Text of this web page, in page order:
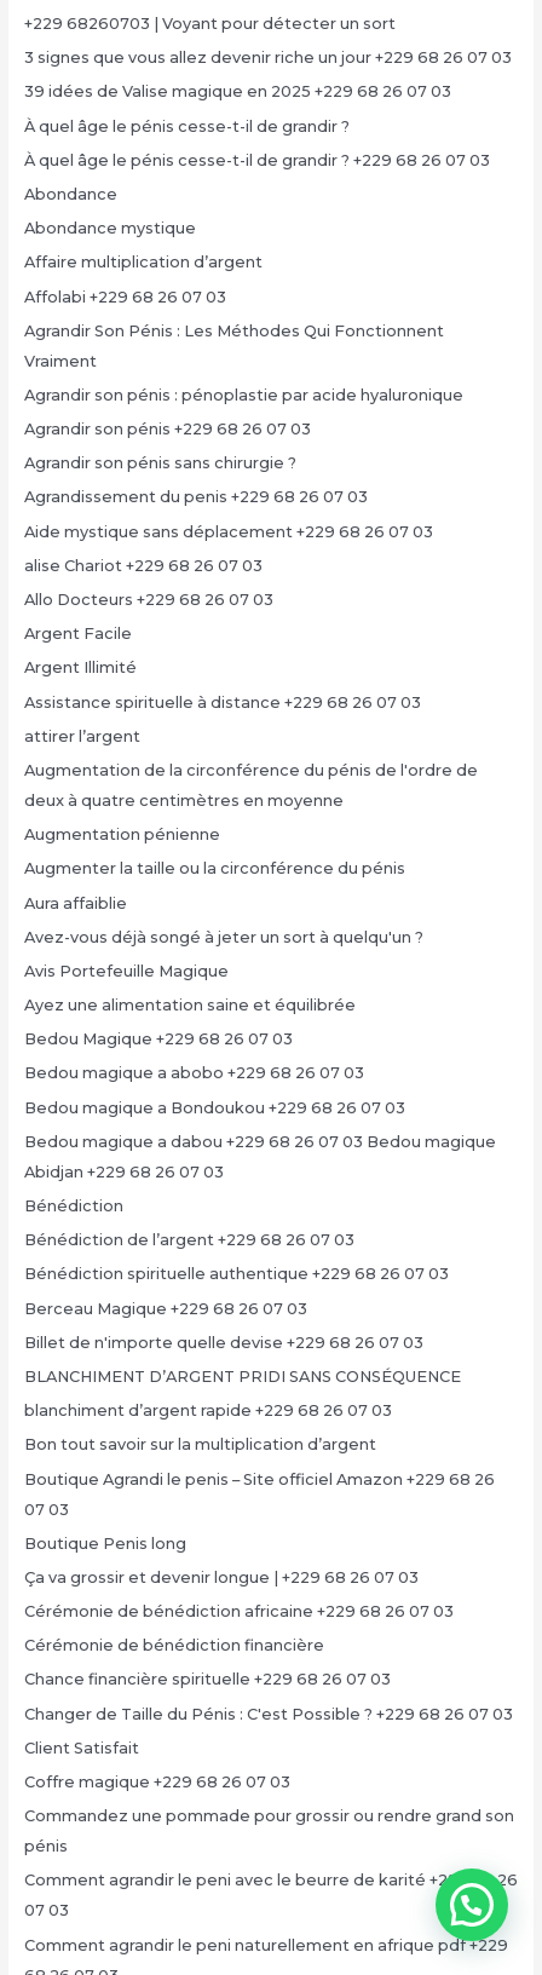
+229 68260703 | Voyant pour détecter un sort
3 signes que vous allez devenir riche un jour +229 68 26 07 03
39 idées de Valise magique en 2025 +229 68 26 07 03
À quel âge le pénis cesse-t-il de grandir ?
À quel âge le pénis cesse-t-il de grandir ? +229 68 26 07 03
Abondance
Abondance mystique
Affaire multiplication d’argent
Affolabi +229 68 26 07 03
Agrandir Son Pénis : Les Méthodes Qui Fonctionnent
Vraiment
Agrandir son pénis : pénoplastie par acide hyaluronique
Agrandir son pénis +229 68 26 07 03
Agrandir son pénis sans chirurgie ?
Agrandissement du penis +229 68 26 07 03
Aide mystique sans déplacement +229 68 26 07 03
alise Chariot +229 68 26 07 03
Allo Docteurs +229 68 26 07 03
Argent Facile
Argent Illimité
Assistance spirituelle à distance +229 68 26 07 03
attirer l’argent
Augmentation de la circonférence du pénis de l'ordre de
deux à quatre centimètres en moyenne
Augmentation pénienne
Augmenter la taille ou la circonférence du pénis
Aura affaiblie
Avez-vous déjà songé à jeter un sort à quelqu'un ?
Avis Portefeuille Magique
Ayez une alimentation saine et équilibrée
Bedou Magique +229 68 26 07 03
Bedou magique a abobo +229 68 26 07 03
Bedou magique a Bondoukou +229 68 26 07 03
Bedou magique a dabou +229 68 26 07 03 Bedou magique
Abidjan +229 68 26 07 03
Bénédiction
Bénédiction de l’argent +229 68 26 07 03
Bénédiction spirituelle authentique +229 68 26 07 03
Berceau Magique +229 68 26 07 03
Billet de n'importe quelle devise +229 68 26 07 03
BLANCHIMENT D’ARGENT PRIDI SANS CONSÉQUENCE
blanchiment d’argent rapide +229 68 26 07 03
Bon tout savoir sur la multiplication d’argent
Boutique Agrandi le penis – Site officiel Amazon +229 68 26
07 03
Boutique Penis long
Ça va grossir et devenir longue | +229 68 26 07 03
Cérémonie de bénédiction africaine +229 68 26 07 03
Cérémonie de bénédiction financière
Chance financière spirituelle +229 68 26 07 03
Changer de Taille du Pénis : C'est Possible ? +229 68 26 07 03
Client Satisfait
Coffre magique +229 68 26 07 03
Commandez une pommade pour grossir ou rendre grand son
pénis
Comment agrandir le peni avec le beurre de karité +229 68 26
07 03
Comment agrandir le peni naturellement en afrique pdf +229